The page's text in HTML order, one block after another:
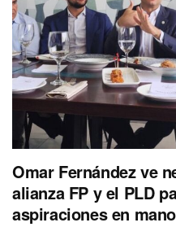
Omar Fernández ve
alianza FP y el PLD
aspiraciones en